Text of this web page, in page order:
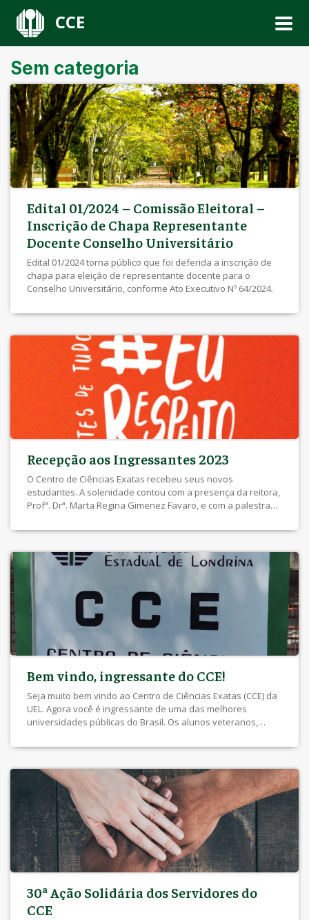
CCE
Sem categoria
Edital 01/2024 – Comissão Eleitoral –
Inscrição de Chapa Representante
Docente Conselho Universitário
Edital 01/2024 torna público que foi deferida a inscrição de
chapa para eleição de representante docente para o
Conselho Universitário, conforme Ato Executivo Nº 64/2024.
Recepção aos Ingressantes 2023
O Centro de Ciências Exatas recebeu seus novos
estudantes. A solenidade contou com a presença da reitora,
Profª. Drª. Marta Regina Gimenez Favaro, e com a palestra
estudantes foram recepcionados pela bateria dos alunos
Bem vindo, ingressante do CCE!
Seja muito bem vindo ao Centro de Ciências Exatas (CCE) da
UEL. Agora você é ingressante de uma das melhores
universidades públicas do Brasil. Os alunos veteranos,
sucesso em seus estudos. Portal do Estudante Antes de
Isto deve […]
30ª Ação Solidária dos Servidores do
CCE